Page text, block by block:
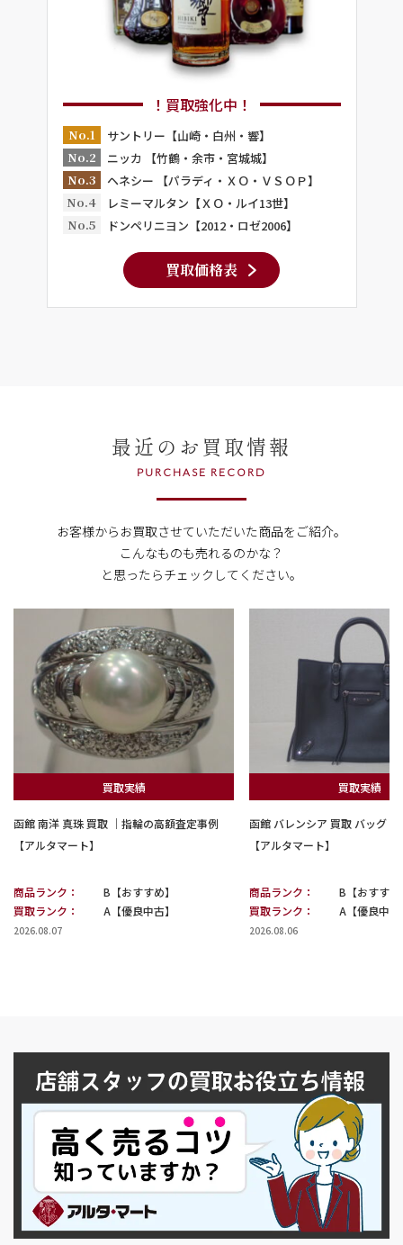
！買取強化中！
No.1
サントリー【山崎・白州・響】
No.2
ニッカ 【竹鶴・余市・宮城城】
No.3
ヘネシー 【パラディ・ＸＯ・ＶＳＯＰ】
No.4
レミーマルタン【ＸＯ・ルイ13世】
No.5
ドンペリニヨン【2012・ロゼ2006】
買取価格表
最近のお買取情報
PURCHASE RECORD
お客様からお買取させていただいた商品をご紹介。
こんなものも売れるのかな？
と思ったらチェックしてください。
買取実績
函館 南洋 真珠 買取 ｜指輪の高額査定事例
【アルタマート】
商品ランク：
B【おすすめ】
買取ランク：
A【優良中古】
2026.08.07
買取実績
函館 バレンシア 買取 バッグ｜
【アルタマート】
商品ランク：
B【おすすめ
買取ランク：
A【優良中古
2026.08.06